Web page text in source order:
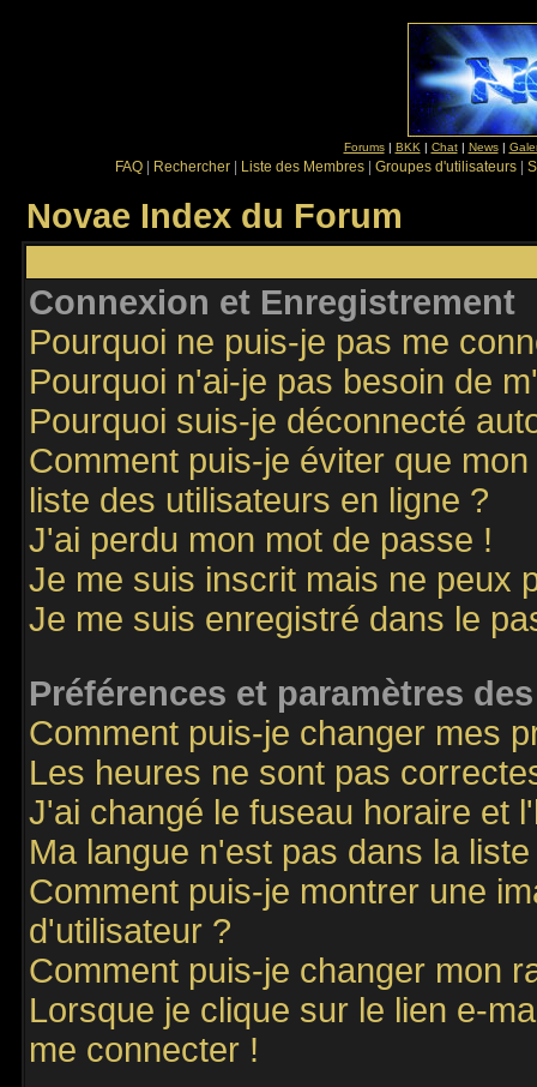
Forums| BKK | Chat| News|
FAQ Rechercher Liste des Membres Groupes d'utilisateurs
Novae Index du Forum
Connexion et Enregistrement
Pourquoi ne puis-je pas me
Pourquoi n'ai-je pas besoin de
Pourquoi suis-je déconnecté
Comment puis-je éviter que
liste des utilisateurs en ligne ?
J'ai perdu mon mot de passe !
Je me suis inscrit mais ne peux
Je me suis enregistré dans le
Préférences et paramètres
Comment puis-je changer mes
Les heures ne sont pas
J'ai changé le fuseau horaire et
Ma langue n'est pas dans la liste
Comment puis-je montrer une
d'utilisateur ?
Comment puis-je changer mon
Lorsque je clique sur le lien e-
me connecter !